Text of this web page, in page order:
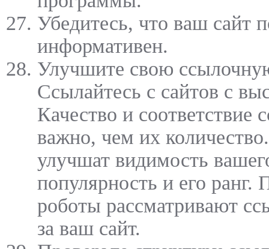
Убедитесь, что ваш сайт
информативен.
Улучшите свою
Ссылайтесь с сайтов с
Качество и соответствие
важно, чем их
улучшат видимость
популярность и его ранг.
роботы рассматривают
за ваш сайт.